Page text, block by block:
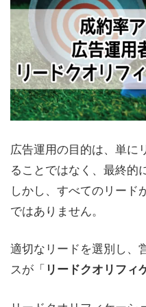
広告運用の目的は、単に
ることではなく、最終的
しかし、すべてのリード
ではありません。
適切なリードを選別し、
スが「 リードクオリフィ